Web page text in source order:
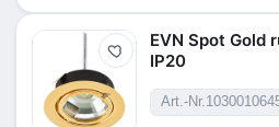
Merken
EVN Spot Gold
IP20
Art.-Nr.